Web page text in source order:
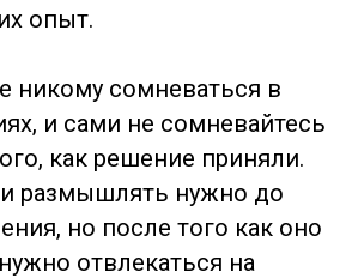
опыт.
никому сомневаться в
и сами не сомневайтесь
как решение приняли.
размышлять нужно до
но после того как оно
отвлекаться на